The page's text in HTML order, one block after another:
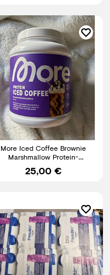
More Iced Coffee Brownie
Marshmallow Protein-
Getränkepulver, proteinreich
25,00 €